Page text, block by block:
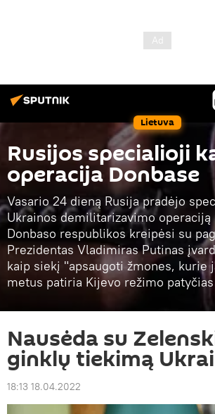
Lietuva
Rusijos specialioji
operacija Donbase
Vasario 24 dieną Rusija pradėjo
Ukrainos demilitarizavimo operaciją
Donbaso respublikos kreipėsi su
Prezidentas Vladimiras Putinas
kaip siekį "apsaugoti žmones, kurie
metus patiria Kijevo režimo
Nausėda su
ginklų tiekimą
18:13 18.04.2022